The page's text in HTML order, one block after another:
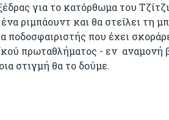
για το κατόρθωμα του
ριμπάουντ και θα στείλει τη
ποδοσφαιριστής που έχει
πρωταθλήματος - εν αναμονή
στιγμή θα το δούμε.